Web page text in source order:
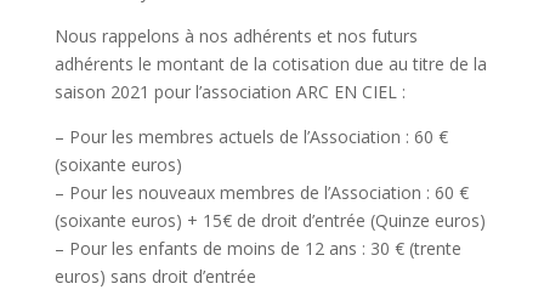
Nous rappelons à nos adhérents et nos futurs
adhérents le montant de la cotisation due au titre de la
saison 2021 pour l’association ARC EN CIEL :
– Pour les membres actuels de l’Association : 60 €
(soixante euros)
– Pour les nouveaux membres de l’Association : 60 €
(soixante euros) + 15€ de droit d’entrée (Quinze euros)
– Pour les enfants de moins de 12 ans : 30 € (trente
euros) sans droit d’entrée